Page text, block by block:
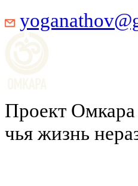
Проект
чья жизнь